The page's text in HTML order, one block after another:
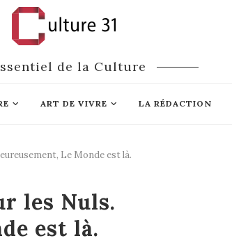
de la Culture
ART DE VIVRE LA RÉDACTION
Le Monde est là.
les Nuls.
est là.